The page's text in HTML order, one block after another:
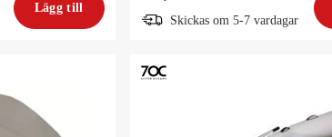
Lägg till
Skickas om 5-7 vardagar